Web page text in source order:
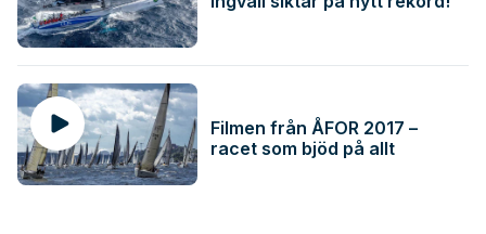
Filmen från ÅFOR 2017 –
racet som bjöd på allt